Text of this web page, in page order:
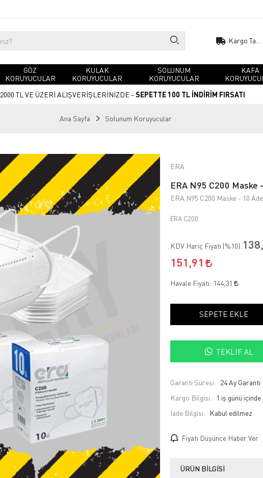
GÖZ
KORUYUCULAR
KULAK
KORUYUCULAR
SOLUNUM
KORUYUCULAR
KAFA
2000 TL VE ÜZERİ ALIŞVERİŞLERİNİZDE - SEPETTE 100 TL İNDİRİM FIRSATI
Ana Sayfa Solunum Koruyucular
ERA
ERA N95 C200 Maske
ERA N95 C200 Maske - 10
ERA C200
KDV Hariç Fiyatı (%10):
151,91
Havale Fiyatı: 144,31
SEPETE EKLE
TEKLIF AL
Garanti Süresi: 24 Ay Garanti
Kargo Bilgisi:
1 iş günü
İade Bilgisi:
Fiyatı Düşünce Haber Ver
ÜRÜN BILGISI